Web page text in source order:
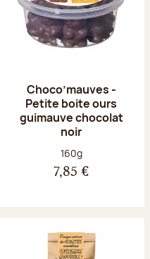
Choco’mauves -
Petite boite ours
guimauve chocolat
noir
Poids net :
160g
7,85 €